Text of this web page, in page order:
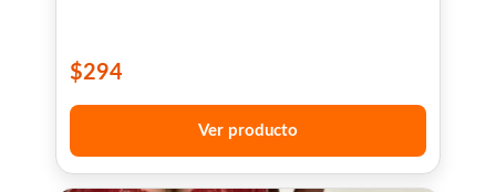
$294
Ver producto